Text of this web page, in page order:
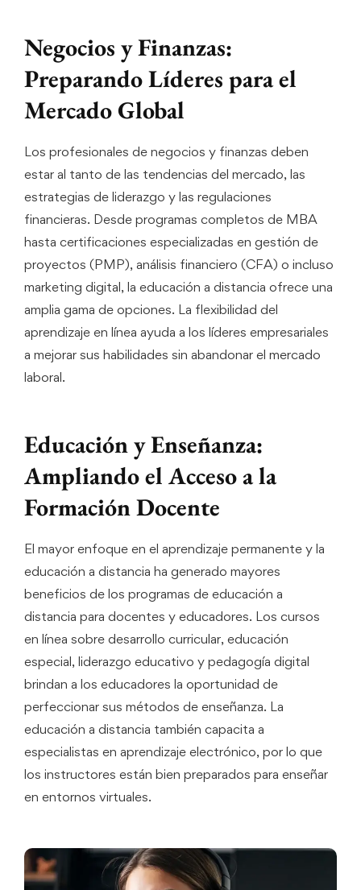
Negocios y Finanzas:
Preparando Líderes para el
Mercado Global
Los profesionales de negocios y finanzas deben
estar al tanto de las tendencias del mercado, las
estrategias de liderazgo y las regulaciones
financieras. Desde programas completos de MBA
hasta certificaciones especializadas en gestión de
proyectos (PMP), análisis financiero (CFA) o incluso
marketing digital, la educación a distancia ofrece una
amplia gama de opciones. La flexibilidad del
aprendizaje en línea ayuda a los líderes empresariales
a mejorar sus habilidades sin abandonar el mercado
laboral.
Educación y Enseñanza:
Ampliando el Acceso a la
Formación Docente
El mayor enfoque en el aprendizaje permanente y la
educación a distancia ha generado mayores
beneficios de los programas de educación a
distancia para docentes y educadores. Los cursos
en línea sobre desarrollo curricular, educación
especial, liderazgo educativo y pedagogía digital
brindan a los educadores la oportunidad de
perfeccionar sus métodos de enseñanza. La
educación a distancia también capacita a
especialistas en aprendizaje electrónico, por lo que
los instructores están bien preparados para enseñar
en entornos virtuales.